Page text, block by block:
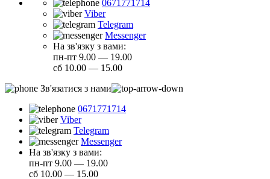
0671771714
Viber
Telegram
Messenger
На зв'язку з вами:
пн-пт 9.00 — 19.00
сб 10.00 — 15.00
Зв'язатися з нами
0671771714
Viber
Telegram
Messenger
На зв'язку з вами:
пн-пт 9.00 — 19.00
сб 10.00 — 15.00